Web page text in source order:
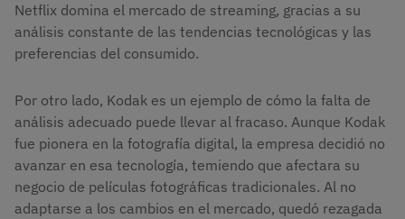
Netflix domina el mercado de streaming, gracias a su
análisis constante de las tendencias tecnológicas y las
preferencias del consumido.
Por otro lado, Kodak es un ejemplo de cómo la falta de
análisis adecuado puede llevar al fracaso. Aunque Kodak
fue pionera en la fotografía digital, la empresa decidió no
avanzar en esa tecnología, temiendo que afectara su
negocio de películas fotográficas tradicionales. Al no
adaptarse a los cambios en el mercado, quedó rezagada